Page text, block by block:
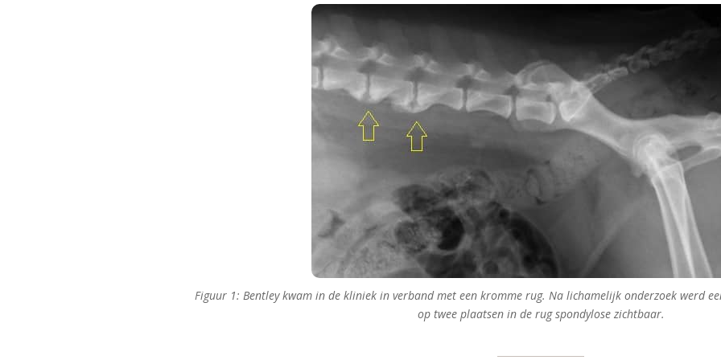
Figuur 1: Bentley kwam in de kliniek in verband met een kromme rug. Na lichamelijk onderzoek werd
op twee plaatsen in de rug spondylose zichtbaar.